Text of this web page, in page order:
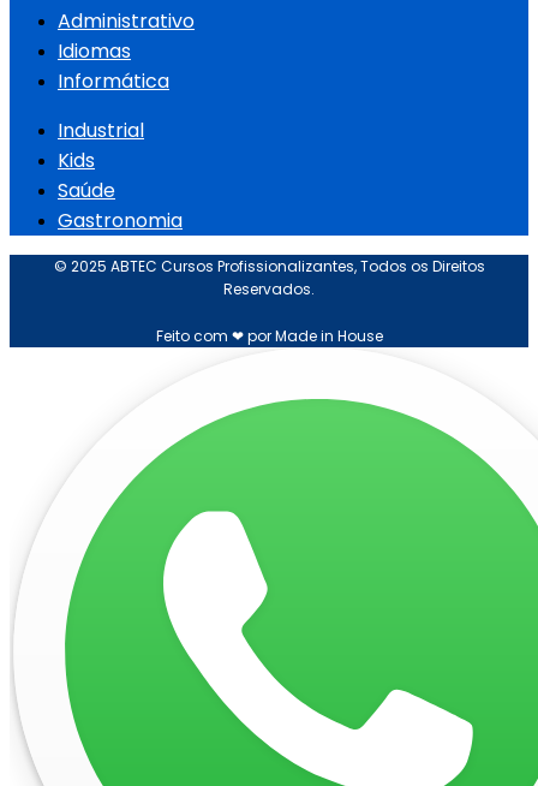
Administrativo
Idiomas
Informática
Industrial
Kids
Saúde
Gastronomia
© 2025 ABTEC Cursos Profissionalizantes, Todos os Direitos
Reservados.
Feito com ❤ por Made in House